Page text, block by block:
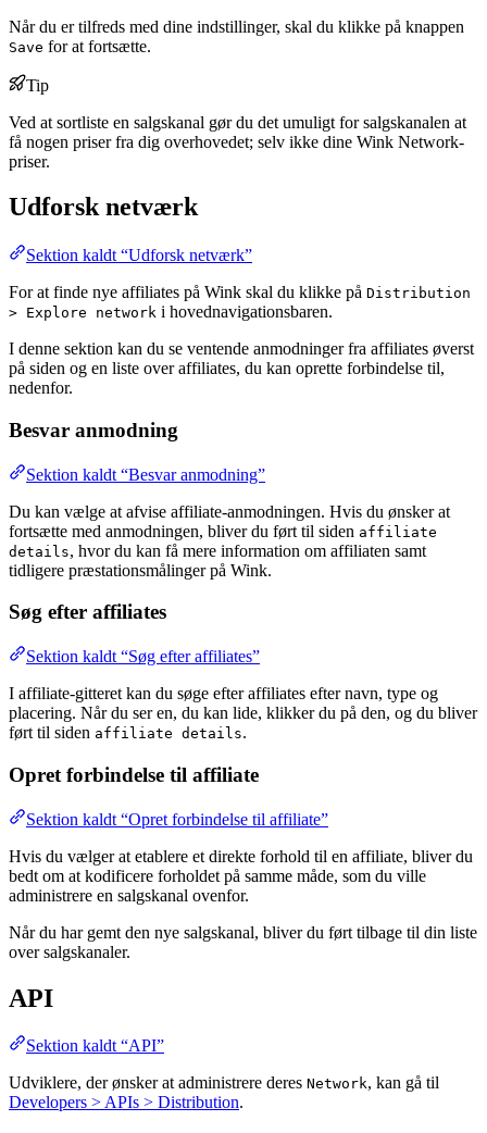
Når du er tilfreds med dine indstillinger, skal du klikke på knappen
Save for at fortsætte.
Tip
Ved at sortliste en salgskanal gør du det umuligt for salgskanalen at
få nogen priser fra dig overhovedet; selv ikke dine Wink Network-
priser.
Udforsk netværk
Sektion kaldt “Udforsk netværk”
For at finde nye affiliates på Wink skal du klikke på Distribution
> Explore network i hovednavigationsbaren.
I denne sektion kan du se ventende anmodninger fra affiliates øverst
på siden og en liste over affiliates, du kan oprette forbindelse til,
nedenfor.
Besvar anmodning
Sektion kaldt “Besvar anmodning”
Du kan vælge at afvise affiliate-anmodningen. Hvis du ønsker at
fortsætte med anmodningen, bliver du ført til siden affiliate
details, hvor du kan få mere information om affiliaten samt
tidligere præstationsmålinger på Wink.
Søg efter affiliates
Sektion kaldt “Søg efter affiliates”
I affiliate-gitteret kan du søge efter affiliates efter navn, type og
placering. Når du ser en, du kan lide, klikker du på den, og du bliver
ført til siden affiliate details.
Opret forbindelse til affiliate
Sektion kaldt “Opret forbindelse til affiliate”
Hvis du vælger at etablere et direkte forhold til en affiliate, bliver du
bedt om at kodificere forholdet på samme måde, som du ville
administrere en salgskanal ovenfor.
Når du har gemt den nye salgskanal, bliver du ført tilbage til din liste
over salgskanaler.
API
Sektion kaldt “API”
Udviklere, der ønsker at administrere deres Network, kan gå til
Developers > APIs > Distribution.